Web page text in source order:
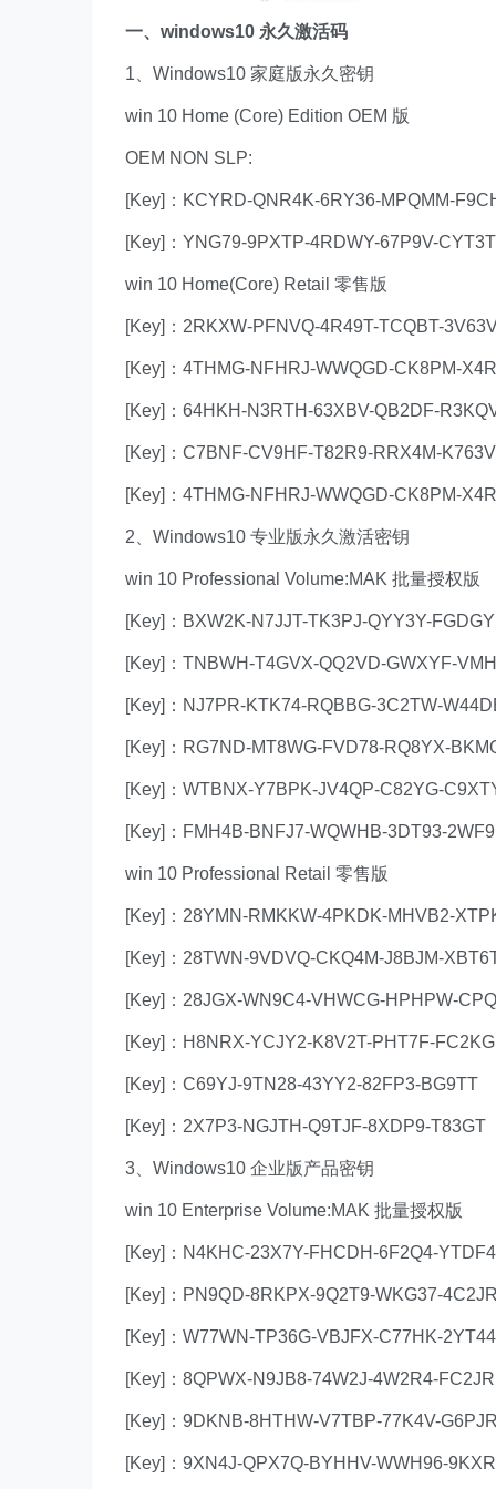
一、windows10 永久激活码
1、Windows10 家庭版永久密钥
win 10 Home (Core) Edition OEM 版
OEM NON SLP:
[Key]：KCYRD-QNR4K-6RY36-MPQMM-
[Key]：YNG79-9PXTP-4RDWY-67P9V-CYT3T
win 10 Home(Core) Retail 零售版
[Key]：2RKXW-PFNVQ-4R49T-TCQBT-
[Key]：4THMG-NFHRJ-WWQGD-CK8PM-
[Key]：64HKH-N3RTH-63XBV-QB2DF-
[Key]：C7BNF-CV9HF-T82R9-RRX4M-K763V
[Key]：4THMG-NFHRJ-WWQGD-CK8PM-
2、Windows10 专业版永久激活密钥
win 10 Professional Volume:MAK 批量授权版
[Key]：BXW2K-N7JJT-TK3PJ-QYY3Y-FGDGY
[Key]：TNBWH-T4GVX-QQ2VD-GWXYF-
[Key]：NJ7PR-KTK74-RQBBG-3C2TW-
[Key]：RG7ND-MT8WG-FVD78-RQ8YX-
[Key]：WTBNX-Y7BPK-JV4QP-C82YG-
[Key]：FMH4B-BNFJ7-WQWHB-3DT93-
win 10 Professional Retail 零售版
[Key]：28YMN-RMKKW-4PKDK-MHVB2-
[Key]：28TWN-9VDVQ-CKQ4M-J8BJM-
[Key]：28JGX-WN9C4-VHWCG-HPHPW-
[Key]：H8NRX-YCJY2-K8V2T-PHT7F-FC2KG
[Key]：C69YJ-9TN28-43YY2-82FP3-BG9TT
[Key]：2X7P3-NGJTH-Q9TJF-8XDP9-T83GT
3、Windows10 企业版产品密钥
win 10 Enterprise Volume:MAK 批量授权版
[Key]：N4KHC-23X7Y-FHCDH-6F2Q4-YTDF4
[Key]：PN9QD-8RKPX-9Q2T9-WKG37-4C2JR
[Key]：W77WN-TP36G-VBJFX-C77HK-2YT44
[Key]：8QPWX-N9JB8-74W2J-4W2R4-FC2JR
[Key]：9DKNB-8HTHW-V7TBP-77K4V-G6PJR
[Key]：9XN4J-QPX7Q-BYHHV-WWH96-